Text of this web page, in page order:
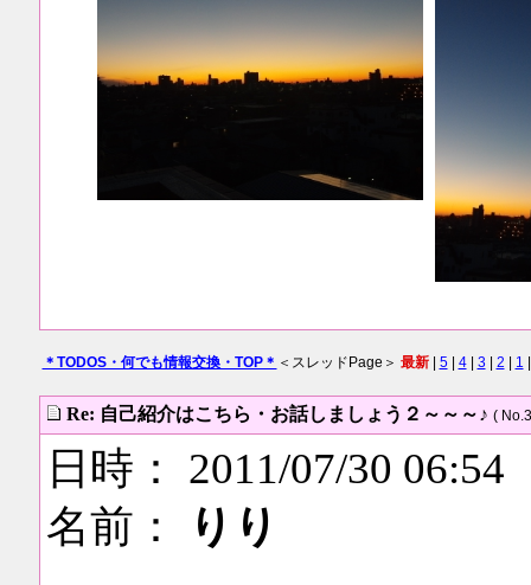
＊TODOS・何でも情報交換・TOP＊ ＜スレッドPage＞ 最新| 5| 4| 3 2 1
Re: 自己紹介はこちら・お話しましょう２～～～♪ (
日時： 2011/07/30 06:54
名前：
りり